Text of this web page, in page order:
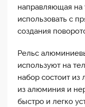
направляющая
использовать с
создания
Рельс
используют на
набор состоит из
из алюминия и
быстро и легко